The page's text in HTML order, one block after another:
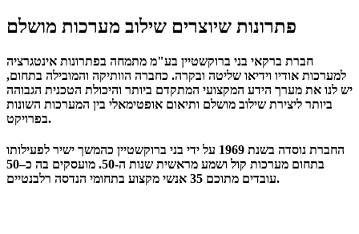
פתרונות שיוצרים שילוב מערכות מושלם
חברת ברקאי בני ברוקשטיין בע"מ מתמחה בפתרונות אינטגרציה
למערכות אודיו וידיאו שליטה ובקרה. כחברה הוותיקה והמובילה בתחום,
יש לנו את מערך הידע המקצועי המתקדם ביותר והיכולת הטכנית הגבוהה
ביותר ליצירת שילוב מושלם ותיאום אופטימאלי בין המערכות השונות
בפרויקט.
החברת נוסדה בשנת 1969 על ידי בני ברוקשטיין כהמשך ישיר לפעילותו
בתחום מערכות קול ושמע מראשית שנות ה-50. מועסקים בה כ–50
עובדים מתוכם 35 אנשי מקצוע בתחומי הנדסה רלבנטיים.